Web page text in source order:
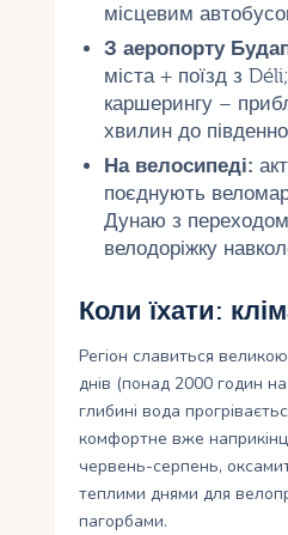
місцевим
З аеропорту
міста + поїзд з
каршерингу –
хвилин до
На велосипеді:
поєднують
Дунаю з переходом
велодоріжку
Коли їхати:
Регіон славиться
днів (понад 2000 годин
глибині вода
комфортне вже
червень-серпень,
теплими днями для
пагорбами.